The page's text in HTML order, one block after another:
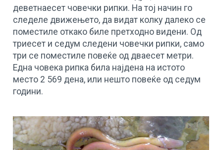
деветнаесет човечки рипки. На тој начин го
следеле движењето, да видат колку далеко се
поместиле откако биле претходно видени. Од
триесет и седум следени човечки рипки, само
три се поместиле повеќе од дваесет метри.
Една човека рипка била најдена на истото
место 2 569 дена, или нешто повеќе од седум
години.